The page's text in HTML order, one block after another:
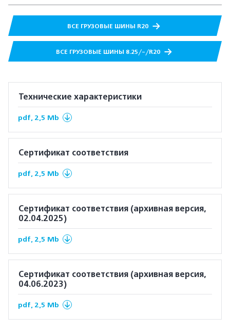
ВСЕ ГРУЗОВЫЕ ШИНЫ R20
ВСЕ ГРУЗОВЫЕ ШИНЫ 8.25/-/R20
Технические характеристики
pdf, 2,5 Mb
Сертификат соответствия
pdf, 2,5 Mb
Сертификат соответствия (архивная версия,
02.04.2025)
pdf, 2,5 Mb
Сертификат соответствия (архивная версия,
04.06.2023)
pdf, 2,5 Mb